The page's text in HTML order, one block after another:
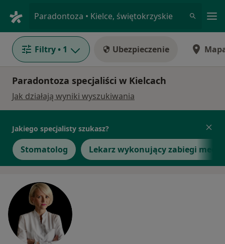
Paradontoza • Kielce, świętokrzyskie
Filtry • 1 Ubezpieczenie
Paradontoza specjaliści w Kielcach
Jak działają wyniki wyszukiwania
Jakiego specjalisty szukasz?
Stomatolog Lekarz wykonujący zabiegi